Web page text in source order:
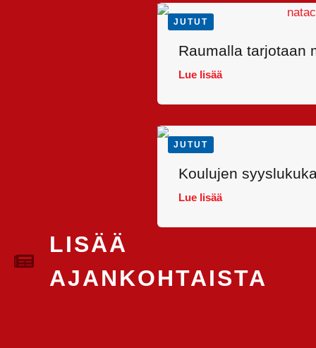
LISÄÄ
AJANKOHTAISTA
JUTUT
Raumalla tarjotaan
Lue lisää
JUTUT
Koulujen
Lue lisää